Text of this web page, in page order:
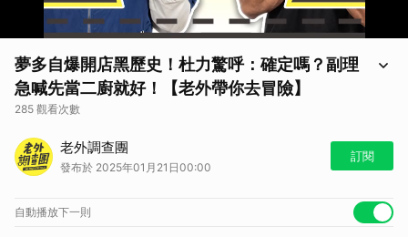
夢多自爆開店黑歷史！杜力驚呼：確定嗎？副理
急喊先當二廚就好！【老外帶你去冒險】
285 觀看次數
【老外調查團｜老外帶你去冒險】
部分畫面可能含有寫實內容，敬請審慎觀看
如果你喜歡老外調查團這個節目
https://lin.ee/IrSJVdW/nngo
老外調查團
發布於 2025年01月21日00:00
訂閱
自動播放下一則